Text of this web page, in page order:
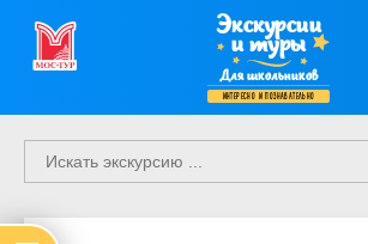
Экскурсии
и туры
Для школьников
интересно и познавательно